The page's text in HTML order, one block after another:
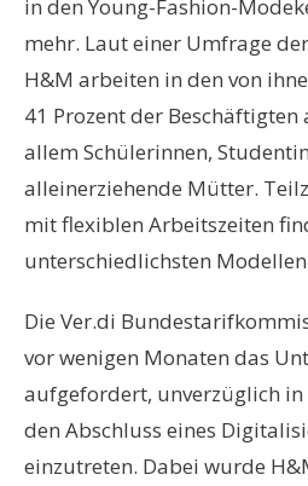
in den Young-Fashion-
mehr. Laut einer Umfrage
H&M arbeiten in den von
41 Prozent der
allem Schülerinnen,
alleinerziehende Mütter.
mit flexiblen Arbeitszeiten
unterschiedlichsten
Die Ver.di
vor wenigen Monaten das
aufgefordert, unverzüglich
den Abschluss eines
einzutreten. Dabei wurde